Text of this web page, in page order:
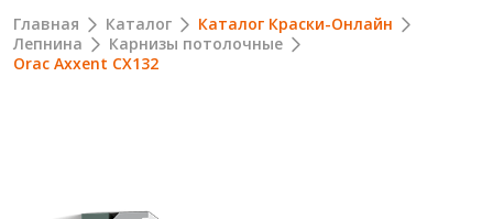
Главная Каталог
Каталог Краски-Онлайн
Лепнина
Карнизы потолочные
Orac Axxent CX132